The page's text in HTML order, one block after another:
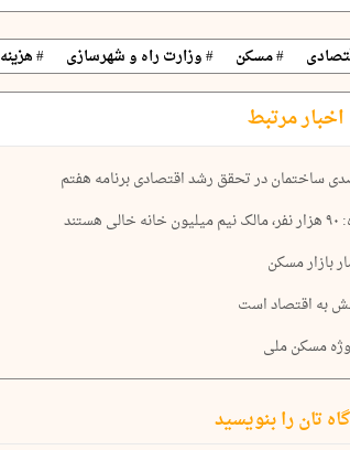
# مسکن # وزارت راه و شهرسازی # هزینه
اخبار مرتبط
به اقتصاد است
مسکن ملی
تان را بنویسید